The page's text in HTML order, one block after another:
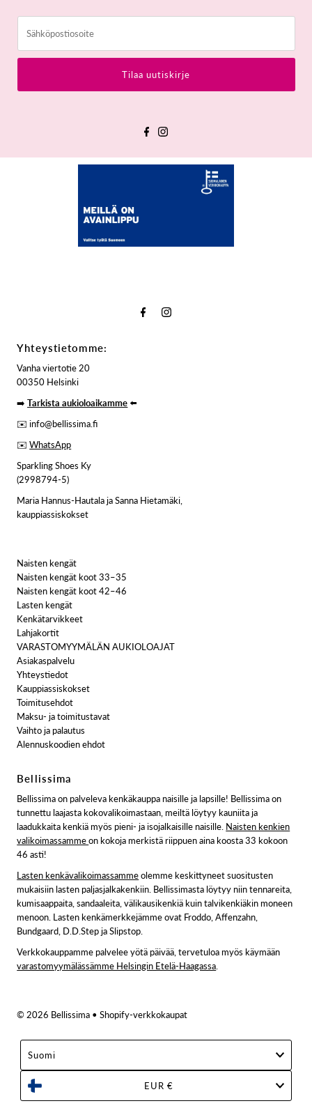
Tilaa uutiskirje
Yhteystietomme:
Vanha viertotie 20
00350 Helsinki
➡️Tarkista aukioloaikamme⬅️
✉️ info@bellissima.fi
✉️WhatsApp
Sparkling Shoes Ky
(2998794-5)
Maria Hannus-Hautala ja Sanna Hietamäki,
kauppiassiskokset
Naisten kengät
Naisten kengät koot 33–35
Naisten kengät koot 42–46
Lasten kengät
Kenkätarvikkeet
Lahjakortit
VARASTOMYYMÄLÄN AUKIOLOAJAT
Asiakaspalvelu
Yhteystiedot
Kauppiassiskokset
Toimitusehdot
Maksu- ja toimitustavat
Vaihto ja palautus
Alennuskoodien ehdot
Bellissima
Bellissima on palveleva kenkäkauppa naisille ja lapsille! Bellissima on
tunnettu laajasta kokovalikoimastaan, meiltä löytyy kauniita ja
laadukkaita kenkiä myös pieni- ja isojalkaisille naisille. Naisten kenkien
valikoimassammeon kokoja merkistä riippuen aina koosta 33 kokoon
46 asti!
Lasten kenkävalikoimassammeolemme keskittyneet suositusten
mukaisiin lasten paljasjalkakenkiin. Bellissimasta löytyy niin tennareita,
kumisaappaita, sandaaleita, välikausikenkiä kuin talvikenkiäkin moneen
menoon. Lasten kenkämerkkejämme ovat Froddo, Affenzahn,
Bundgaard, D.D.Step ja Slipstop.
Verkkokauppamme palvelee yötä päivää, tervetuloa myös käymään
varastomyymälässämme Helsingin Etelä-Haagassa
© 2026 Bellissima • Shopify-verkkokaupat
Suomi
EUR €